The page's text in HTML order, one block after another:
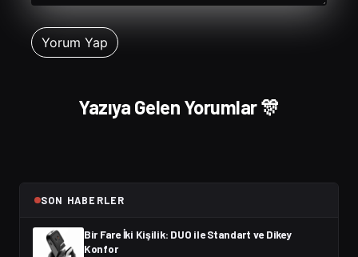
Yazıya Gelen Yorumlar 🎊
SON HABERLER
Bir Fare İki Kişilik: DUO ile Standart ve Dikey
Konfor